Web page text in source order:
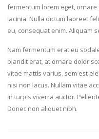
fermentum lorem eget,
lacinia. Nulla dictum laoreet
eu, consequat enim. Aliquam
Nam fermentum erat eu
blandit erat, at ornare dolor
vitae mattis varius, sem est
nisi non lacus. Nullam vitae
in turpis viverra auctor.
Donec non aliquet nibh.